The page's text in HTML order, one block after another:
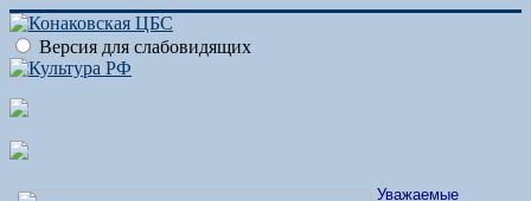
Версия для слабовидящих
Уважаемые